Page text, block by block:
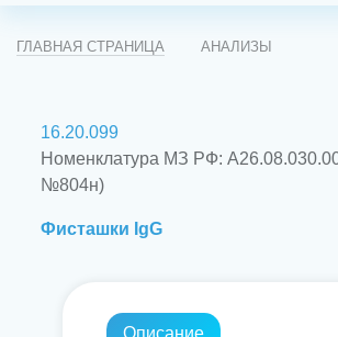
ГЛАВНАЯ СТРАНИЦА АНАЛИЗЫ
16.20.099
Номенклатура МЗ РФ:
№804н)
Фисташки IgG
Описание